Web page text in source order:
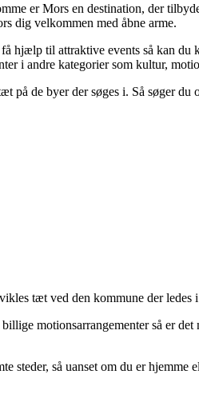
er Mors en destination, der
dig velkommen med åbne arme.
hjælp til attraktive events så kan du
i andre kategorier som kultur,
på de byer der søges i. Så søger
tæt ved den kommune der
motionsarrangementer så er det
steder, så uanset om du er